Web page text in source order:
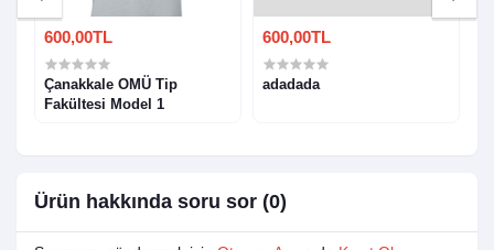
600,00TL
Çanakkale OMÜ Tip
Fakültesi Model 1
600,00TL
adadada
Ürün hakkında soru sor (0)